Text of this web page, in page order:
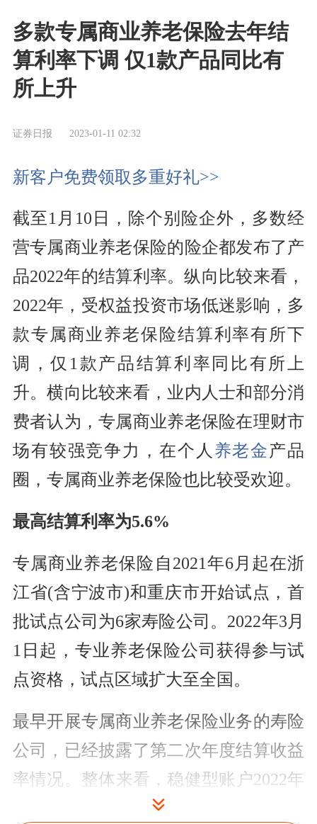
多款专属商业养老保险去年结
算利率下调 仅1款产品同比有
所上升
证券日报 2023-01-11 02:32
新客户免费领取多重好礼>>
截至1月10日，除个别险企外，多数经
营专属商业养老保险的险企都发布了产
品2022年的结算利率。纵向比较来看，
2022年，受权益投资市场低迷影响，多
款专属商业养老保险结算利率有所下
调，仅1款产品结算利率同比有所上
升。横向比较来看，业内人士和部分消
费者认为，专属商业养老保险在理财市
场有较强竞争力，在个人 养老金产品
圈，专属商业养老保险也比较受欢迎。
最高结算利率为5.6%
专属商业养老保险自2021年6月起在浙
江省(含宁波市)和重庆市开始试点，首
批试点公司为6家寿险公司。2022年3月
1日起，专业养老保险公司获得参与试
点资格，试点区域扩大至全国。
最早开展专属商业养老保险业务的寿险
公司，已经披露了第二次年度结算收益
率情况。整体来看，稳健型账户2022年
年化结算利率在4.3%-5.15%之间，进取